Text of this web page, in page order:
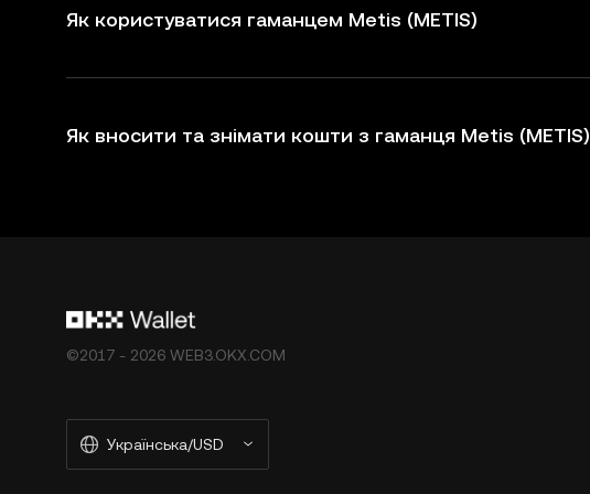
Як користуватися гаманцем Metis (METIS)
Як вносити та знімати кошти з гаманця Metis (METIS)
©2017 - 2026 WEB3.OKX.COM
Українська/USD